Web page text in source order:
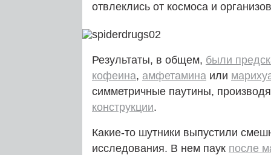
отвлеклись от космоса и
Результаты, в общем, были
кофеина, амфетамина или
симметричные паутины,
конструкции.
Какие-то шутники выпустили
исследования. В нем паук после